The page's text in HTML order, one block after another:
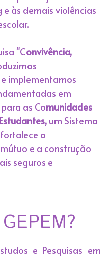
às demais violências
"Convivência,
implementamos
em
as Comunidades
um Sistema
o
e a construção
seguros e
e Pesquisas em